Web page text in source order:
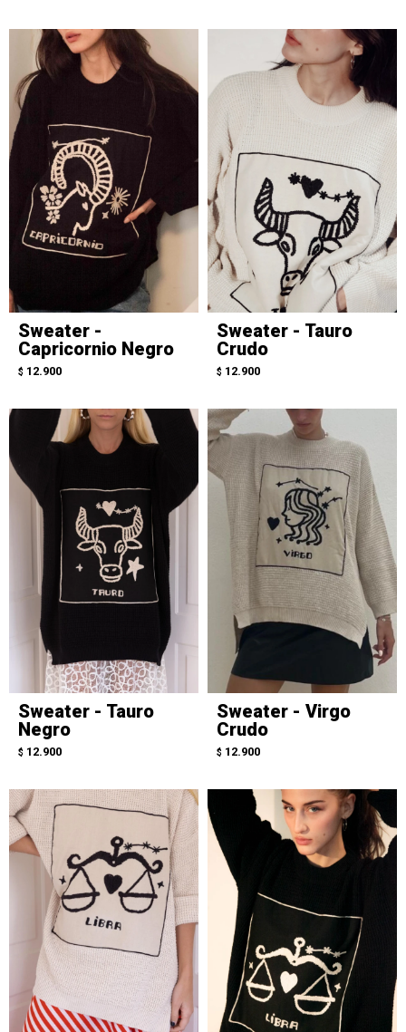
Sweater -
Capricornio Negro
$ 12.900
Sweater - Tauro
Crudo
$ 12.900
Sweater - Tauro
Negro
$ 12.900
Sweater - Virgo
Crudo
$ 12.900